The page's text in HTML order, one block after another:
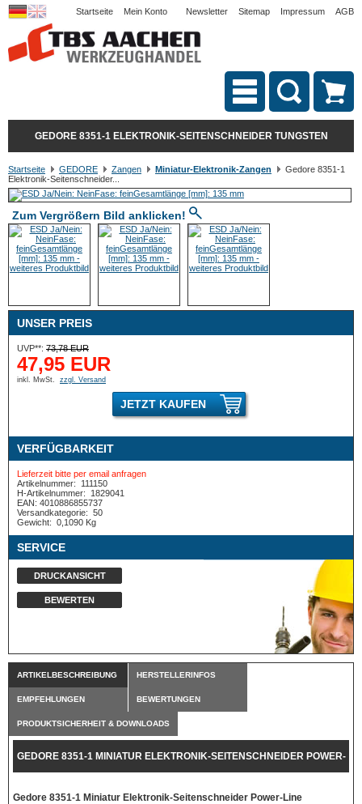
Startseite Mein Konto Newsletter Sitemap Impressum AGB
GEDORE 8351-1 ELEKTRONIK-SEITENSCHNEIDER TUNGSTEN
Startseite GEDORE Zangen Miniatur-Elektronik-Zangen
Gedore 8351-1
Elektronik-Seitenschneider...
Zum Vergrößern Bild anklicken!
UNSER PREIS
UVP**: 73,78 EUR
47,95 EUR
inkl. MwSt. zzgl. Versand
JETZT KAUFEN
VERFÜGBARKEIT
Lieferzeit bitte per email anfragen
Artikelnummer:
111150
H-Artikelnummer:
1829041
EAN: 4010886855737
Versandkategorie: 50
Gewicht: 0,1090 Kg
SERVICE
DRUCKANSICHT
BEWERTEN
ARTIKELBESCHREIBUNG HERSTELLERINFOS
EMPFEHLUNGEN BEWERTUNGEN
PRODUKTSICHERHEIT & DOWNLOADS
GEDORE 8351-1 MINIATUR ELEKTRONIK-SEITENSCHNEIDER POWER-
Gedore 8351-1 Miniatur Elektronik-Seitenschneider Power-Line